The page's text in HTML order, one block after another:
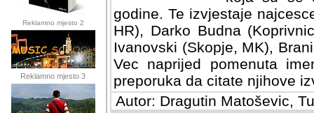
Reklamno mjesto 2
Reklamno mjesto 3
godine. Te izvjestaje
HR), Darko Budna
Ivanovski (Skopje, MK),
Vec naprijed pomenuta
preporuka da citate njihove
Autor: Dragutin Matoševic,